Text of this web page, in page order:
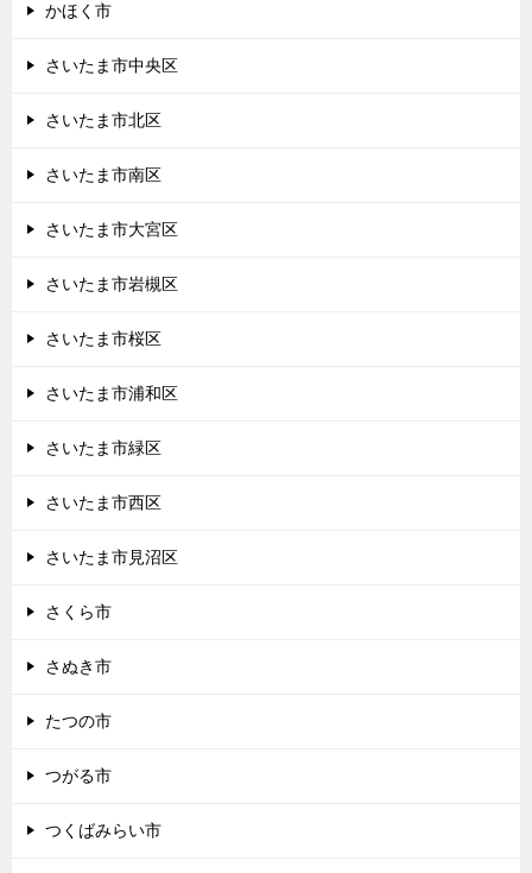
かほく市
さいたま市中央区
さいたま市北区
さいたま市南区
さいたま市大宮区
さいたま市岩槻区
さいたま市桜区
さいたま市浦和区
さいたま市緑区
さいたま市西区
さいたま市見沼区
さくら市
さぬき市
たつの市
つがる市
つくばみらい市